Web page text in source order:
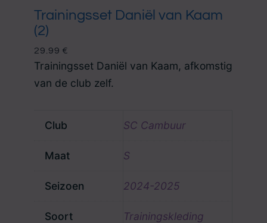
Trainingsset Daniël van Kaam
(2)
29.99 €
Trainingsset Daniël van Kaam, afkomstig
van de club zelf.
Club SC Cambuur
Maat S
Seizoen 2024-2025
Soort Trainingskleding